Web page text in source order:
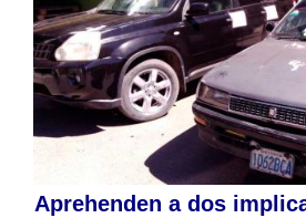
Aprehenden a dos